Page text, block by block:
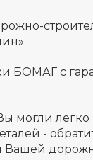
БОМАГ с
могли легко
-
Вашей